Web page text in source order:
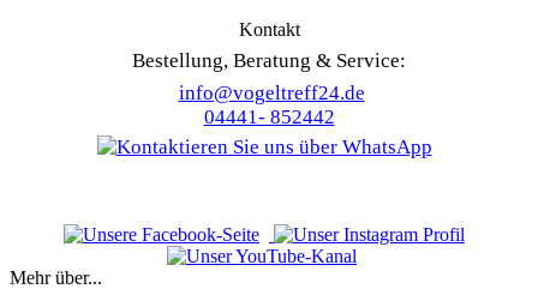
Kontakt
Bestellung, Beratung & Service:
info@vogeltreff24.de
04441- 852442
Mehr über...